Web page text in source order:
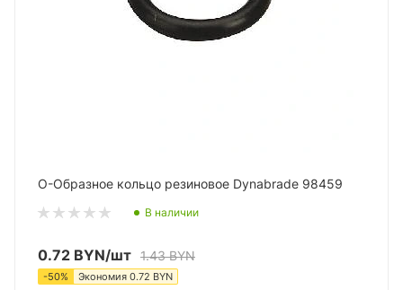
O-Образное кольцо резиновое Dynabrade 98459
В наличии
0.72 BYN/шт 1.43BYN
-50% Экономия 0.72 BYN